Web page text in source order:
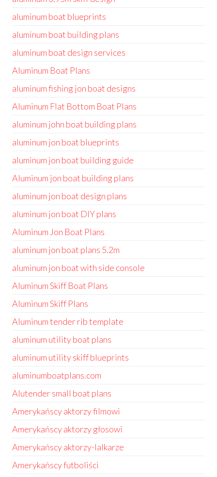
aluminum boat blueprints
aluminum boat building plans
aluminum boat design services
Aluminum Boat Plans
aluminum fishing jon boat designs
Aluminum Flat Bottom Boat Plans
aluminum john boat building plans
aluminum jon boat blueprints
aluminum jon boat building guide
Aluminum jon boat building plans
aluminum jon boat design plans
aluminum jon boat DIY plans
Aluminum Jon Boat Plans
aluminum jon boat plans 5.2m
aluminum jon boat with side console
Aluminum Skiff Boat Plans
Aluminum Skiff Plans
Aluminum tender rib template
aluminum utility boat plans
aluminum utility skiff blueprints
aluminumboatplans.com
Alutender small boat plans
Amerykańscy aktorzy filmowi
Amerykańscy aktorzy głosowi
Amerykańscy aktorzy-lalkarze
Amerykańscy futboliści